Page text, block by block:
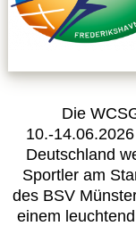
Anmeldung
Kalender
Site Map
Die
10.-
Deutschland
Sportler am
des BSV
einem